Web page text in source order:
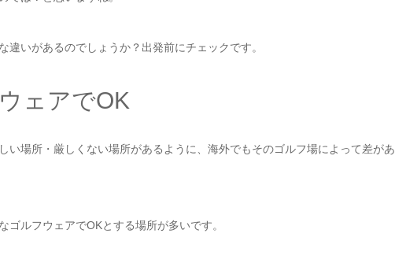
いがあるのでしょうか？出発前にチェックです。
ェアでOK
い場所・厳しくない場所があるように、海外でもそのゴルフ場によって差があ
ルフウェアでOKとする場所が多いです。